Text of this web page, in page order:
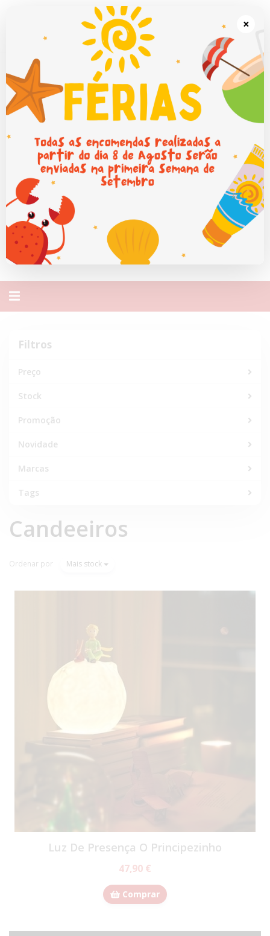
Portes grátis em Portugal Continental para encomendas superiores a
50€.
Alternar
Filtros
Preço
Stock
Promoção
Novidade
Marcas
Tags
Candeeiros
Ordenar por Mais stock
Luz De Presença O Principezinho
47,90 €
Comprar
×